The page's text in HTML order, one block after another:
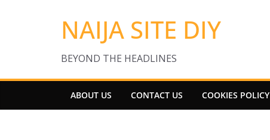
NAIJA SITE DIY
BEYOND THE HEADLINES
ABOUT US CONTACT US COOKIES POLICY